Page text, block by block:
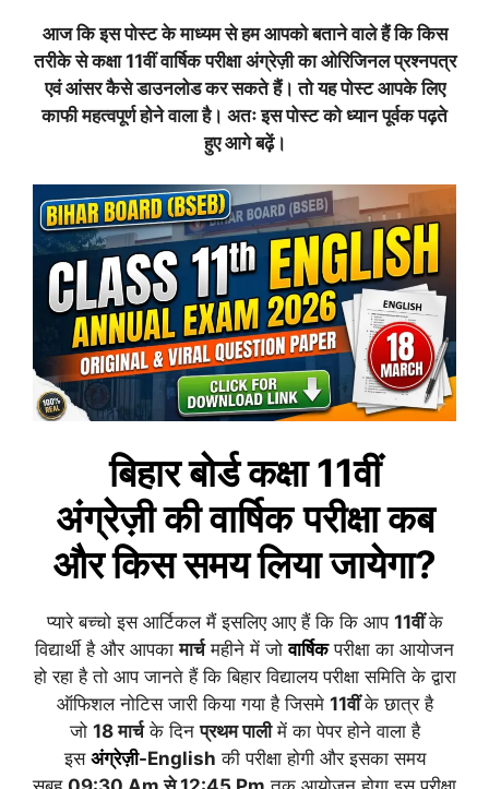
आज कि इस पोस्ट के माध्यम से हम आपको बताने वाले हैं कि किस
तरीके से कक्षा 11वीं वार्षिक परीक्षाअंग्रेज़ीका ओरिजिनल प्रश्नपत्र
एवं आंसर कैसे डाउनलोड कर सकते हैं। तो यह पोस्ट आपके लिए
काफी महत्वपूर्ण होने वाला है। अतः इस पोस्ट को ध्यान पूर्वक पढ़ते
हुए आगे बढ़ें।
बिहार बोर्ड कक्षा 11वीं
अंग्रेज़ीकीवार्षिक परीक्षा कब
और किस समय लिया जायेगा?
प्यारे बच्चो इस आर्टिकल मैं इसलिए आए हैं कि कि आप 11वींके
विद्यार्थी है और आपकामार्चमहीने में जोवार्षिकपरीक्षा का आयोजन
हो रहा है तो आप जानते हैं कि बिहार विद्यालय परीक्षा समिति के द्वारा
ऑफिशल नोटिस जारी किया गया है जिसमे 11वींके छात्र है
जो 18 मार्चके दिनप्रथम पालीमें का पेपर होने वाला है
इस अंग्रेज़ी-English की परीक्षा होगी और इसका समय